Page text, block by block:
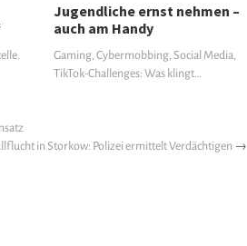
Jugendliche ernst nehmen –
auch am Handy
Gaming, Cybermobbing, Social Media,
TikTok-Challenges: Was klingt…
in Storkow: Polizei ermittelt Verdächtigen →